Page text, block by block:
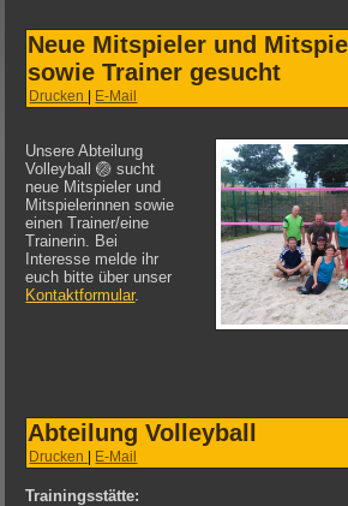
Neue Mitspieler und
sowie Trainer gesucht
Drucken | E-Mail
Unsere Abteilung
Volleyball 🏐 sucht
neue Mitspieler und
Mitspielerinnen sowie
einen Trainer/eine
Trainerin. Bei
Interesse melde ihr
euch bitte über unser
Kontaktformular.
Abteilung Volleyball
Drucken | E-Mail
Trainingsstätte: